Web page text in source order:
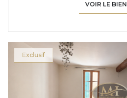
VOIR LE BIEN
Exclusif